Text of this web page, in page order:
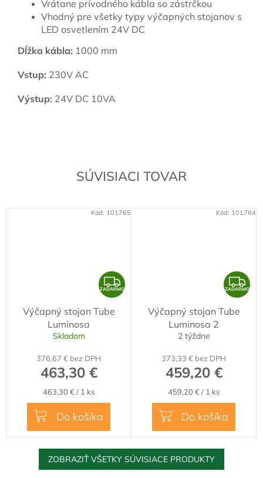
SÚVISIACI TOVAR
Z
A
ZADARMO
Výčapný stojan Tube
Luminosa
Skladom
376,67 € bez DPH
463,30 €
Jednotková
cena:
463,30 € / 1 ks
Do košíka
Kód: 101765
Z
A
ZADARMO
Výčapný stojan Tube
Luminosa 2
2 týždne
373,33 € bez DPH
459,20 €
Jednotková
cena:
459,20 € / 1 ks
Do košíka
Kód: 101764
ZOBRAZIŤ VŠETKY SÚVISIACE PRODUKTY
Vrátane prívodného kábla so zástrčkou
Vhodný pre všetky typy výčapných stojanov s
LED osvetlením 24V DC
Dĺžka kábla: 1000 mm
Vstup: 230V AC
Výstup: 24V DC 10VA